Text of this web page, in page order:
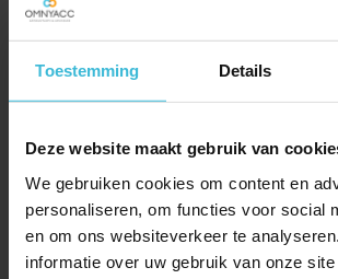
Toestemming Details
Deze website maakt gebruik van
We gebruiken cookies om content en
personaliseren, om functies voor social
en om ons websiteverkeer te
informatie over uw gebruik van onze
VAN SALARIS NAAR
STRATEGISCH
personeelszaken. Naast onze ervaren
salarisadviseurs hebben wij ook HRM-
pensioenadviseurs,
casemanagers in huis. Samen kunnen
personeelsbeleid in kaart brengen met